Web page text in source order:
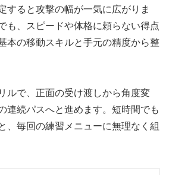
すると攻撃の幅が一気に広がりま
も、スピードや体格に頼らない得点
本の移動スキルと手元の精度から整
ルで、正面の受け渡しから角度変
連続パスへと進めます。短時間でも
、毎回の練習メニューに無理なく組